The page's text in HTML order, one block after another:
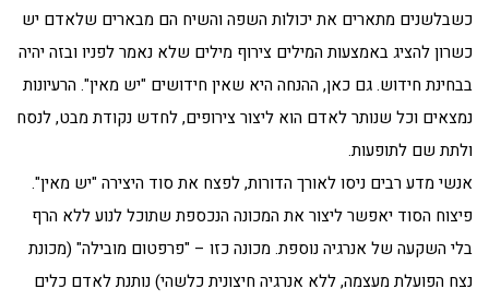
כשבלשנים מתארים את יכולות השפה והשיח הם מבארים שלאדם יש
כשרון להציג באמצעות המילים צירוף מילים שלא נאמר לפניו ובזה יהיה
בבחינת חידוש. גם כאן, ההנחה היא שאין חידושים "יש מאין". הרעיונות
נמצאים וכל שנותר לאדם הוא ליצור צירופים, לחדש נקודת מבט, לנסח
ולתת שם לתופעות.
אנשי מדע רבים ניסו לאורך הדורות, לפצח את סוד היצירה "יש מאין".
פיצוח הסוד יאפשר ליצור את המכונה הנכספת שתוכל לנוע ללא הרף
בלי השקעה של אנרגיה נוספת. מכונה כזו – "פרפטום מובילה" (מכונת
נצח הפועלת מעצמה, ללא אנרגיה חיצונית כלשהי) נותנת לאדם כלים